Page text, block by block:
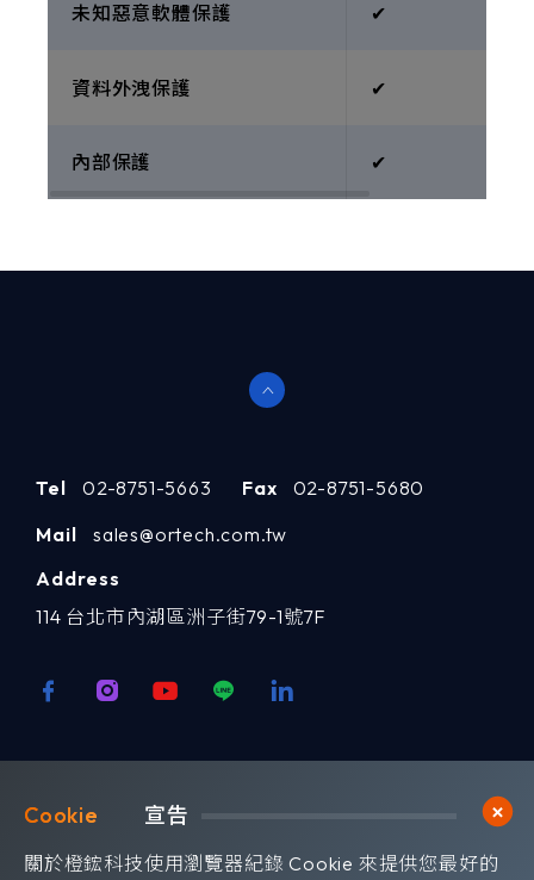
未知惡意軟體保護
資料外洩保護
內部保護
✔︎
✔︎
✔︎
Tel 02-8751-5663 Fax
02-8751-5680
Mail
sales@ortech.com.tw
Address
114 台北市內湖區洲子街79-1號7F
宣告
關於橙鋐科技使用瀏覽器紀錄 Cookie 來提供您最好的